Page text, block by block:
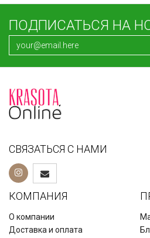
ПОДПИСАТЬСЯ НА
СВЯЗАТЬСЯ С НАМИ
КОМПАНИЯ
О компании
Доставка и оплата